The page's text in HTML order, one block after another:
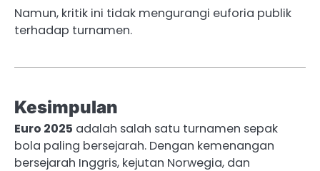
Namun, kritik ini tidak mengurangi euforia publik
terhadap turnamen.
Kesimpulan
Euro 2025 adalah salah satu turnamen sepak
bola paling bersejarah. Dengan kemenangan
bersejarah Inggris, kejutan Norwegia, dan